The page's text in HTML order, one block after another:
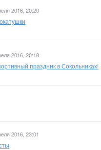
2016, 20:20
2016, 20:18
праздник в Сокольниках!
2016, 23:01